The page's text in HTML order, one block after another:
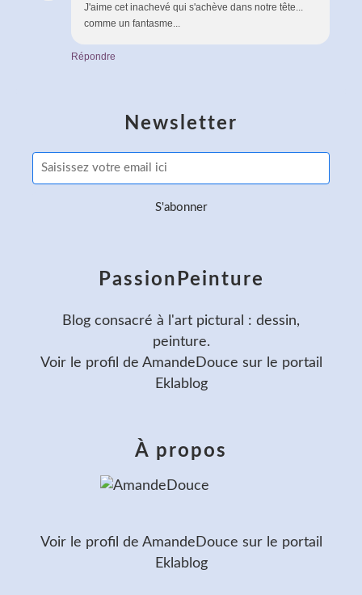
J'aime cet inachevé qui s'achève dans notre tête...
comme un fantasme...
Répondre
Newsletter
PassionPeinture
Blog consacré à l'art pictural : dessin,
peinture.
Voir le profil de AmandeDouce sur le portail
Eklablog
À propos
Voir le profil de AmandeDouce sur le portail
Eklablog